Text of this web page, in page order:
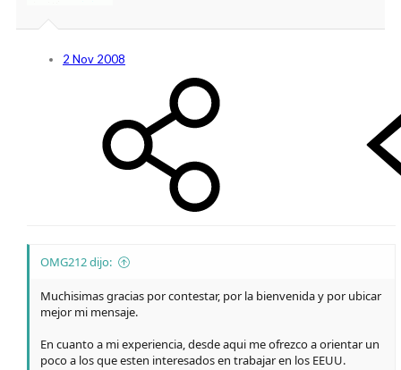
2 Nov 2008
OMG212 dijo:
Muchisimas gracias por contestar, por la bienvenida y por ubicar
mejor mi mensaje.
En cuanto a mi experiencia, desde aqui me ofrezco a orientar un
poco a los que esten interesados en trabajar en los EEUU.